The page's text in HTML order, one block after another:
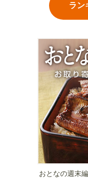
ラン
おとなの週末